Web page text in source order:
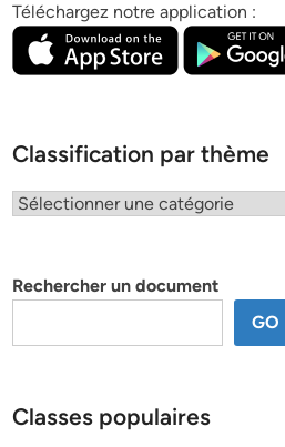
Téléchargez notre application :
Classification par thème
Classification
Rechercher un document
GO
Classes populaires